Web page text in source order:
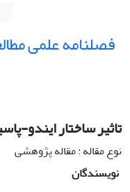
فصلنامه علمی
تاثیر ساختار ایندو-
نوع مقاله : مقاله پژوهشی
نویسندگان